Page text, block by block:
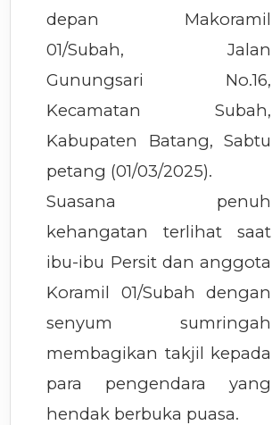
depan Makoramil
01/Subah, Jalan
Gunungsari No.16,
Kecamatan Subah,
Kabupaten Batang, Sabtu
petang (01/03/2025).
Suasana penuh
kehangatan terlihat saat
ibu-ibu Persit dan anggota
Koramil 01/Subah dengan
senyum sumringah
membagikan takjil kepada
para pengendara yang
hendak berbuka puasa.